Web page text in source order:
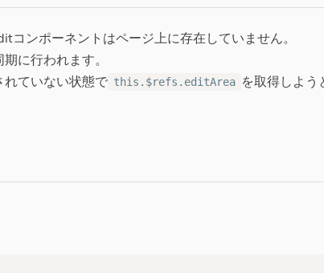
コンポーネントはページ上に存在していません。
に行われます。
ていない状態で this.$refs.editArea を取得しよ